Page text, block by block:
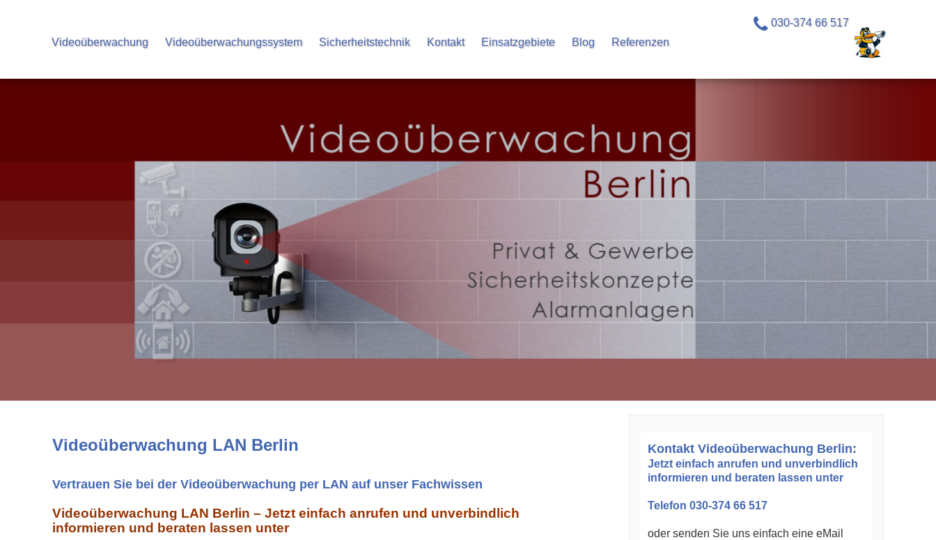
030-374 66 517
Videoüberwachung
Videoüberwachungssystem Sicherheitstechnik Kontakt Einsatzgebiete Blog Referenzen
Videoüberwachung LAN Berlin
Vertrauen Sie bei der Videoüberwachung per LAN auf unser Fachwissen
Videoüberwachung LAN Berlin – Jetzt einfach anrufen und unverbindlich
informieren und beraten lassen unter
Kontakt Videoüberwachung Berlin:
Jetzt einfach anrufen und unverbindlich
informieren und beraten lassen unter
Telefon 030-374 66 517
oder senden Sie uns einfach eine eMail